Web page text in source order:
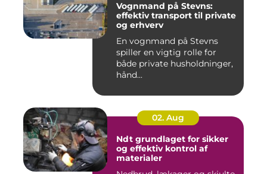
Vognmand på Stevns:
effektiv transport til private
og erhverv
En vognmand på Stevns
spiller en vigtig rolle for
både private husholdninger,
hånd...
02. Aug
Ndt grundlaget for sikker
og effektiv kontrol af
materialer